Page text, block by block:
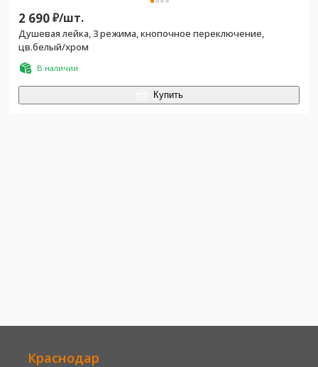
2 690₽/шт.
Душевая лейка, 3 режима, кнопочное переключение,
цв.белый/хром
В наличии
Купить
Краснодар